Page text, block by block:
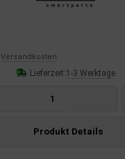
Versandkosten
Lieferzeit:1-3 Werktage
Produkt Details